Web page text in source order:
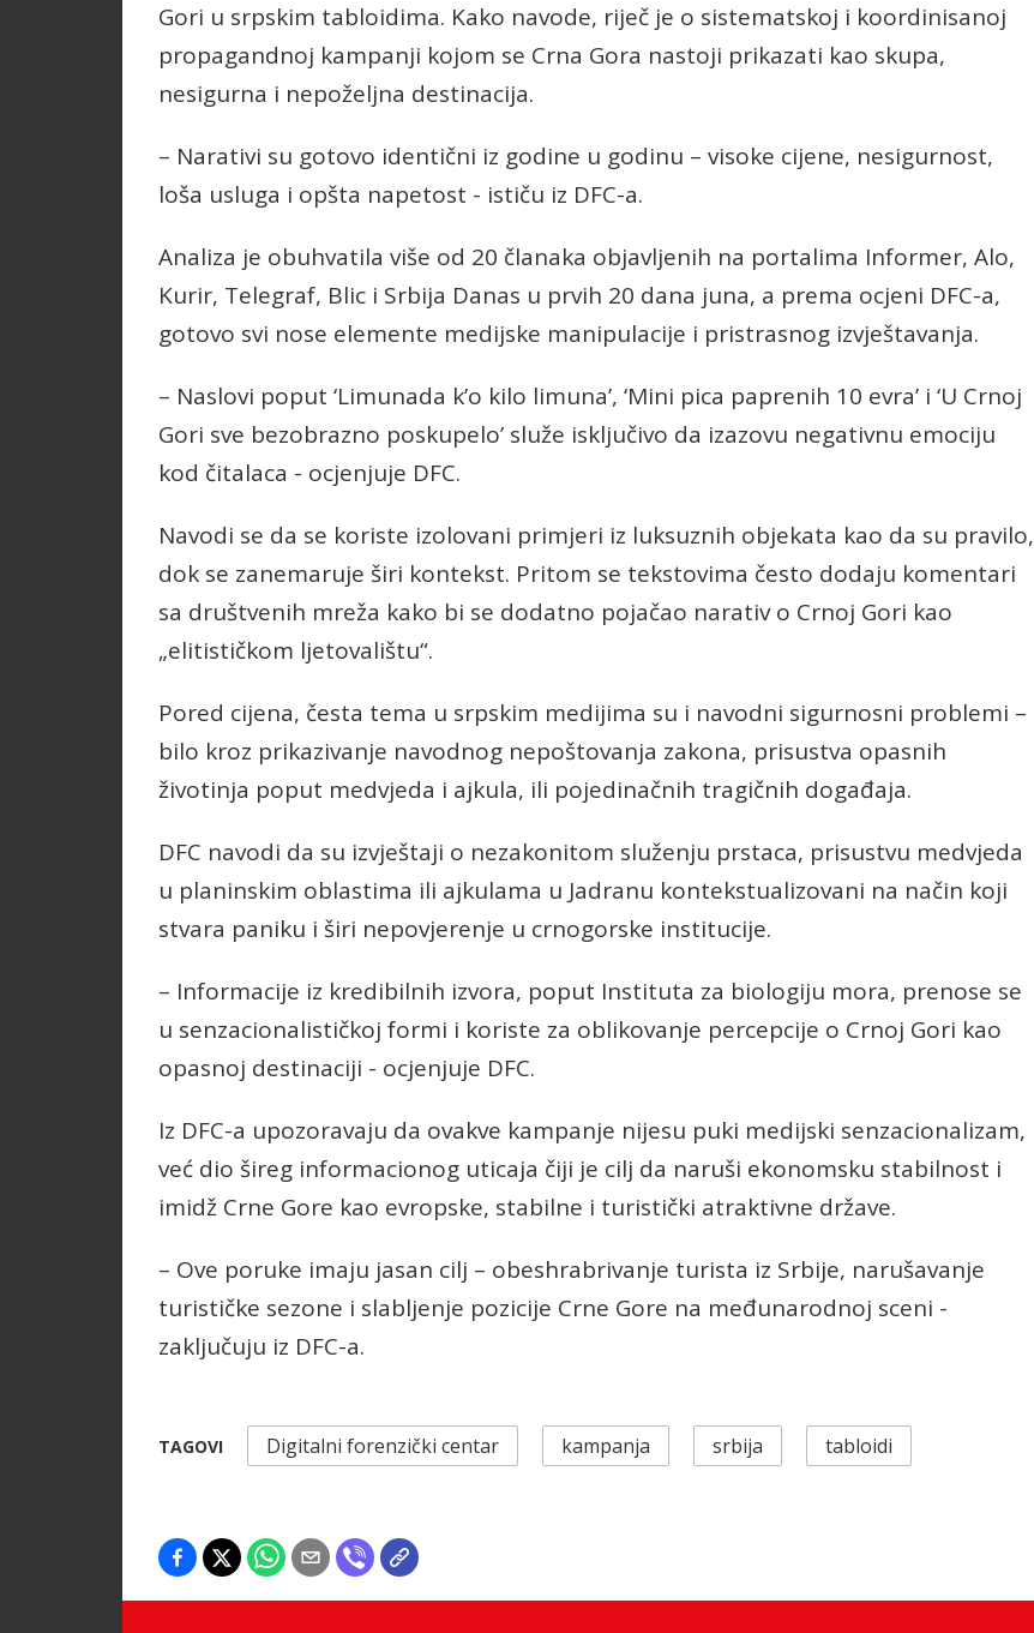
Gori u srpskim tabloidima. Kako navode, riječ je o sistematskoj i koordinisanoj
propagandnoj kampanji kojom se Crna Gora nastoji prikazati kao skupa,
nesigurna i nepoželjna destinacija.
– Narativi su gotovo identični iz godine u godinu – visoke cijene, nesigurnost,
loša usluga i opšta napetost - ističu iz DFC-a.
Analiza je obuhvatila više od 20 članaka objavljenih na portalima Informer, Alo,
Kurir, Telegraf, Blic i Srbija Danas u prvih 20 dana juna, a prema ocjeni DFC-a,
gotovo svi nose elemente medijske manipulacije i pristrasnog izvještavanja.
– Naslovi poput ‘Limunada k’o kilo limuna’, ‘Mini pica paprenih 10 evra’ i ‘U Crnoj
Gori sve bezobrazno poskupelo’ služe isključivo da izazovu negativnu emociju
kod čitalaca - ocjenjuje DFC.
Navodi se da se koriste izolovani primjeri iz luksuznih objekata kao da su pravilo,
dok se zanemaruje širi kontekst. Pritom se tekstovima često dodaju komentari
sa društvenih mreža kako bi se dodatno pojačao narativ o Crnoj Gori kao
„elitističkom ljetovalištu“.
Pored cijena, česta tema u srpskim medijima su i navodni sigurnosni problemi –
bilo kroz prikazivanje navodnog nepoštovanja zakona, prisustva opasnih
životinja poput medvjeda i ajkula, ili pojedinačnih tragičnih događaja.
DFC navodi da su izvještaji o nezakonitom služenju prstaca, prisustvu medvjeda
u planinskim oblastima ili ajkulama u Jadranu kontekstualizovani na način koji
stvara paniku i širi nepovjerenje u crnogorske institucije.
– Informacije iz kredibilnih izvora, poput Instituta za biologiju mora, prenose se
u senzacionalističkoj formi i koriste za oblikovanje percepcije o Crnoj Gori kao
opasnoj destinaciji - ocjenjuje DFC.
Iz DFC-a upozoravaju da ovakve kampanje nijesu puki medijski senzacionalizam,
već dio šireg informacionog uticaja čiji je cilj da naruši ekonomsku stabilnost i
imidž Crne Gore kao evropske, stabilne i turistički atraktivne države.
– Ove poruke imaju jasan cilj – obeshrabrivanje turista iz Srbije, narušavanje
turističke sezone i slabljenje pozicije Crne Gore na međunarodnoj sceni -
zaključuju iz DFC-a.
TAGOVI Digitalni forenzički centar kampanja srbija tabloidi